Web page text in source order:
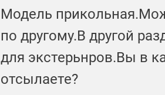
Модель
по другому.В другой
для экстерьнров.Вы в
отсылаете?